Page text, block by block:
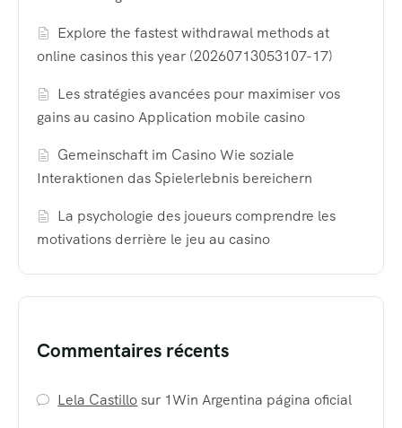
Explore the fastest withdrawal methods at
online casinos this year (20260713053107-17)
Les stratégies avancées pour maximiser vos
gains au casino Application mobile casino
Gemeinschaft im Casino Wie soziale
Interaktionen das Spielerlebnis bereichern
La psychologie des joueurs comprendre les
motivations derrière le jeu au casino
Commentaires récents
Lela Castillosur 1Win Argentina página oficial